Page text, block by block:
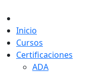
Inicio
Cursos
Certificaciones
ADA